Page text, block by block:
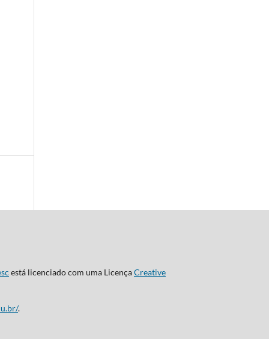
está licenciado com uma LicençaCreative
.